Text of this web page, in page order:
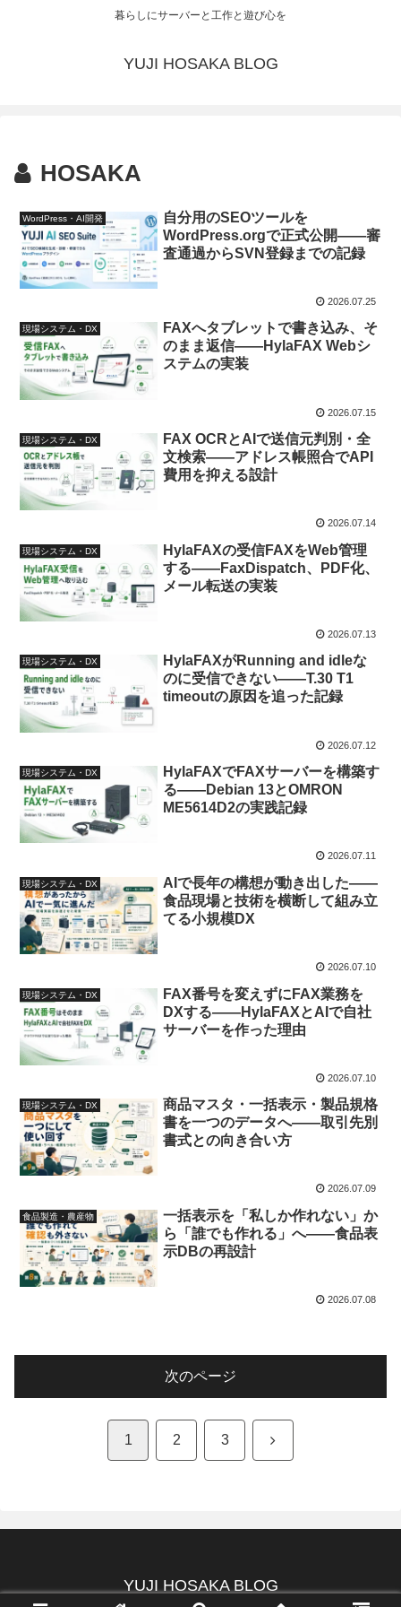
暮らしにサーバーと工作と遊び心を
YUJI HOSAKA BLOG
HOSAKA
WordPress・AI開発
自分用のSEOツールを
WordPress.orgで正式公開――審
査通過からSVN登録までの記録
2026.07.25
現場システム・DX
FAXへタブレットで書き込み、そ
のまま返信――HylaFAX Webシ
ステムの実装
2026.07.15
現場システム・DX
FAX OCRとAIで送信元判別・全
文検索――アドレス帳照合でAPI
費用を抑える設計
2026.07.14
現場システム・DX
HylaFAXの受信FAXをWeb管理
する――FaxDispatch、PDF化、
メール転送の実装
2026.07.13
現場システム・DX
HylaFAXがRunning and idleな
のに受信できない――T.30 T1
timeoutの原因を追った記録
2026.07.12
現場システム・DX
HylaFAXでFAXサーバーを構築す
る――Debian 13とOMRON
ME5614D2の実践記録
2026.07.11
現場システム・DX
AIで長年の構想が動き出した――
食品現場と技術を横断して組み立
てる小規模DX
2026.07.10
現場システム・DX
FAX番号を変えずにFAX業務を
DXする――HylaFAXとAIで自社
サーバーを作った理由
2026.07.10
現場システム・DX
商品マスタ・一括表示・製品規格
書を一つのデータへ――取引先別
書式との向き合い方
2026.07.09
食品製造・農産物
一括表示を「私しか作れない」か
ら「誰でも作れる」へ――食品表
示DBの再設計
2026.07.08
次のページ
1 2 3 次
YUJI HOSAKA BLOG